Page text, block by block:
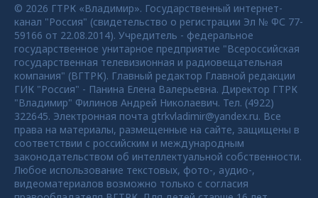
© 2026 ГТРК «Владимир». Государственный интернет-
канал "Россия" (свидетельство о регистрации Эл № ФС 77-
59166 от 22.08.2014). Учредитель - федеральное
государственное унитарное предприятие "Всероссийская
государственная телевизионная и радиовещательная
компания" (ВГТРК). Главный редактор Главной редакции
ГИК "Россия" - Панина Елена Валерьевна. Директор ГТРК
"Владимир" Филинов Андрей Николаевич. Тел. (4922)
322645. Электронная почта gtrkvladimir@yandex.ru. Все
права на материалы, размещенные на сайте, защищены в
соответствии с российским и международным
законодательством об интеллектуальной собственности.
Любое использование текстовых, фото-, аудио-,
видеоматериалов возможно только с согласия